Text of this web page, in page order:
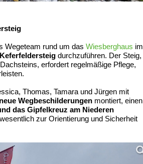
Wegeteam rund um das Wiesberghaus im
durchzuführen. Der Steig,
erfordert regelmäßige Pflege,
Thomas, Tamara und Jürgen mit
neue Wegbeschilderungen montiert, einen
das Gipfelkreuz am Niederen
zur Orientierung und Sicherheit